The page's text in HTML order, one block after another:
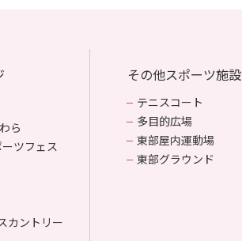
ら
ツフェス
カントリー
その他スポーツ施設
テニスコート
多目的広場
東部屋内運動場
東部グラウンド